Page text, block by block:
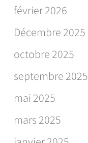
février 2026
Décembre 2025
octobre 2025
septembre 2025
mai 2025
mars 2025